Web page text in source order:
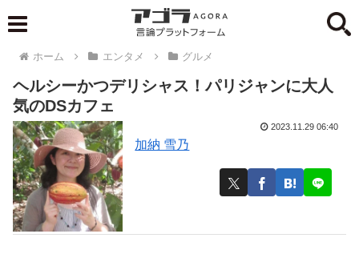
ホーム エンタメ グルメ
ヘルシーかつデリシャス！パリジャンに大人
気のDSカフェ
加納 雪乃
2023.11.29 06:40